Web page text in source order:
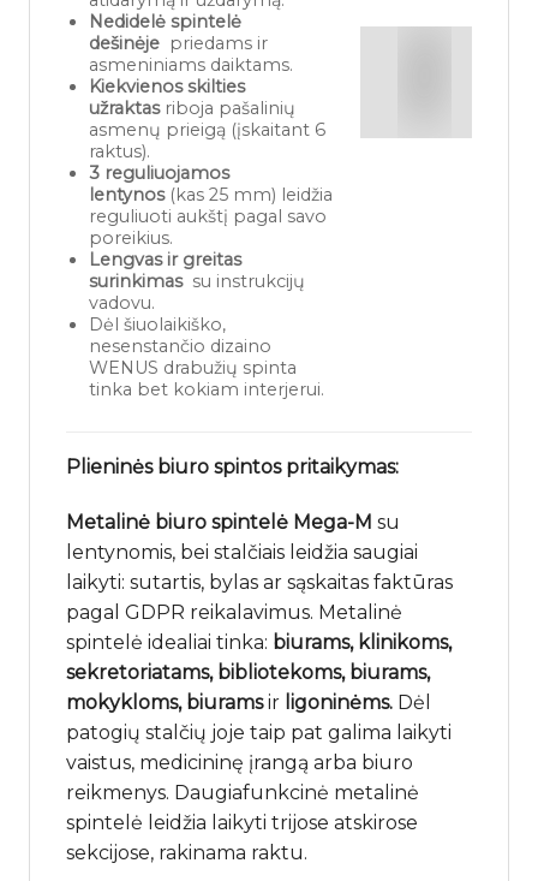
Nedidelė spintelė
dešinėjepriedams ir
asmeniniams daiktams.
Kiekvienos skilties
užraktasriboja pašalinių
asmenų prieigą (įskaitant 6
raktus).
3 reguliuojamos
lentynos(kas 25 mm) leidžia
reguliuoti aukštį pagal savo
poreikius.
Lengvas ir greitas
surinkimassu instrukcijų
vadovu.
Dėl šiuolaikiško,
nesenstančio dizaino
WENUS drabužių spinta
tinka bet kokiam interjerui.
Plieninės biuro spintos pritaikymas:
Metalinė biuro spintelė Mega-M su ​​
lentynomis, bei stalčiais leidžia saugiai
laikyti: sutartis, bylas ar sąskaitas faktūras
pagal GDPR reikalavimus. Metalinė
spintelė idealiai tinka: biurams, klinikoms,
sekretoriatams, bibliotekoms, biurams,
mokykloms, biuramsir ligoninėms. Dėl
patogių stalčių joje taip pat galima laikyti
vaistus, medicininę įrangą arba biuro
reikmenys. Daugiafunkcinė metalinė
spintelė leidžia laikyti trijose atskirose
sekcijose, rakinama raktu.